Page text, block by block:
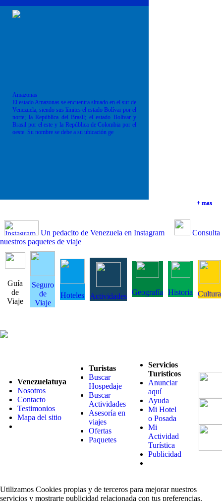
+ mas
+ mas
+ mas
Amazonas
El estado Amazonas se encuentra situado en el sur de
Venezuela, siendo sus límites el estado Bolívar por el
norte; la República del Brasil; el estado Bolívar y
Brasil por el este y la República de Colombia por el
oeste. Su nombre se debe a su ubicación ge
+ mas
Un pedacito de Venezuela en Instagram
Consulta
nuestros paquetes de viaje
Guía
de
Viaje
Seguro
de
Viaje
Hoteles Actividades Geografía Historia Cultura
Venezuelatuya
Nosotros
Contacto
Testimonios
Mapa del sitio
Turistas
Buscar
Hospedaje
Buscar
Actividades
Asesoría en
viajes
Ofertas
Paquetes
Servicios
Turísticos
Anunciar
aquí
Ayuda
Mi Hotel
o Posada
Mi
Actividad
Turística
Publicidad
Utilizamos Cookies propias y de terceros para mejorar nuestros
servicios y mostrarte publicidad relacionada con tus preferencias.